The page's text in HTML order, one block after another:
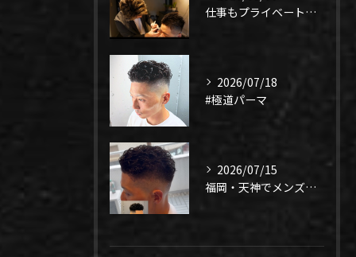
仕事もプライベートも上手く1年、になるよう頑張りたい！
2026/07/18
#極道パーマ
2026/07/15
福岡・天神でメンズパーマ迷ってる人✂️